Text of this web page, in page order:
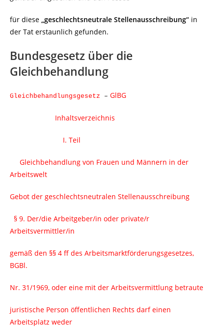
für diese „geschlechtsneutrale Stellenausschreibung“ in
der Tat erstaunlich gefunden.
Bundesgesetz über die
Gleichbehandlung
Gleichbehandlungsgesetz – GlBG
Inhaltsverzeichnis
I. Teil
Gleichbehandlung von Frauen und Männern in der
Arbeitswelt
Gebot der geschlechtsneutralen Stellenausschreibung
§ 9. Der/die Arbeitgeber/in oder private/r
Arbeitsvermittler/in
gemäß den §§ 4 ff des Arbeitsmarktförderungsgesetzes,
BGBl.
Nr. 31/1969, oder eine mit der Arbeitsvermittlung betraute
juristische Person öffentlichen Rechts darf einen
Arbeitsplatz weder